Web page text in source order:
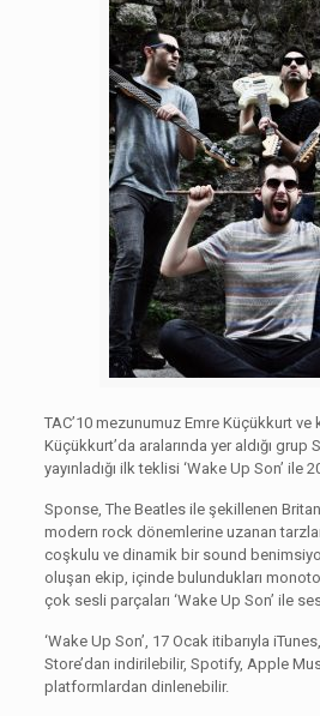
TAC’10 mezunumuz Emre Küçükkurt ve
Küçükkurt’da aralarında yer aldığı grup
yayınladığı ilk teklisi ‘Wake Up Son’ ile
Sponse, The Beatles ile şekillenen
modern rock dönemlerine uzanan
coşkulu ve dinamik bir sound
oluşan ekip, içinde bulundukları
çok sesli parçaları ‘Wake Up Son’ ile
‘Wake Up Son’, 17 Ocak itibarıyla
Store’dan indirilebilir, Spotify, Apple
platformlardan dinlenebilir.